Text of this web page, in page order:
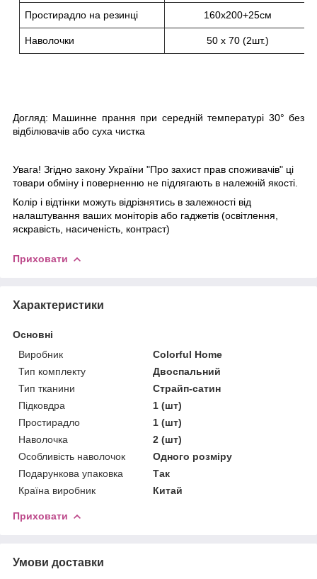
Простирадло на резинці 160х200+25см
Наволочки 50 х 70 (2шт.)
Догляд: Машинне прання при середній температурі 30° без
відбілювачів або суха чистка
Увага! Згідно закону України "Про захист прав споживачів" ці
товари обміну і поверненню не підлягають в належній якості.
Колір і відтінки можуть відрізнятись в залежності від
налаштування ваших моніторів або гаджетів (освітлення,
яскравість, насиченість, контраст)
Приховати
Характеристики
Основні
Виробник
Colorful Home
Тип комплекту
Двоспальний
Тип тканини
Страйп-сатин
Підковдра
1 (шт)
Простирадло
1 (шт)
Наволочка
2 (шт)
Особливість наволочок
Одного розміру
Подарункова упаковка
Так
Країна виробник
Китай
Приховати
Умови доставки